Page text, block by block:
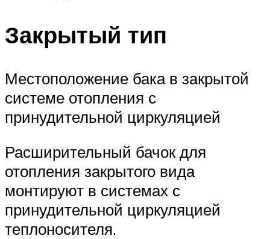
Меню
Закрытый тип
Местоположение бака в закрытой
системе отопления с
принудительной циркуляцией
Расширительный бачок для
отопления закрытого вида
монтируют в системах с
принудительной циркуляцией
теплоносителя.